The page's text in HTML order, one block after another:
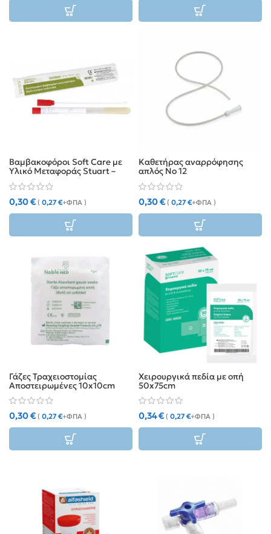
Βαμβακοφόροι Soft Care με
Υλικό Μεταφοράς Stuart –
Αποστειρωμένοι (1 τεμ.)
0,30€ ( 0,27€+ΦΠΑ )
Καθετήρας αναρρόφησης
απλός Νο 12
0,30€ ( 0,27€+ΦΠΑ )
Γάζες Τραχειοστομίας
Αποστειρωμένες 10x10cm
τύπου “Υ” (2 τμχ)
0,30€ ( 0,27€+ΦΠΑ )
Χειρουργικά πεδία με οπή
50x75cm
0,34€ ( 0,27€+ΦΠΑ )